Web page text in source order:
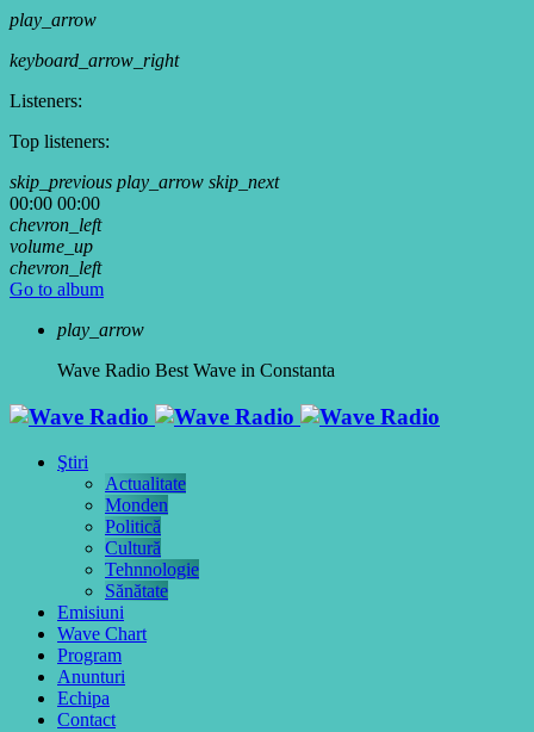
play_arrow
keyboard_arrow_right
Listeners:
Top listeners:
skip_previous play_arrow skip_next
00:00 00:00
chevron_left
volume_up
chevron_left
Go to album
play_arrow
Wave Radio Best Wave in Constanta
Ştiri
Actualitate
Monden
Politică
Cultură
Tehnnologie
Sănătate
Emisiuni
Wave Chart
Program
Anunturi
Echipa
Contact